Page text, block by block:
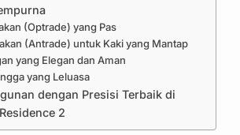
(Optrade) yang Pas
(Antrade) untuk Kaki yang Mantap
yang Elegan dan Aman
yang Leluasa
dengan Presisi Terbaik di
2